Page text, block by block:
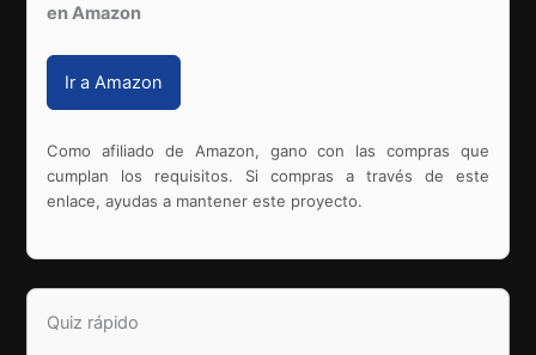
en Amazon
Ir a Amazon
Como afiliado de Amazon, gano con las compras que
cumplan los requisitos. Si compras a través de este
enlace, ayudas a mantener este proyecto.
Quiz rápido